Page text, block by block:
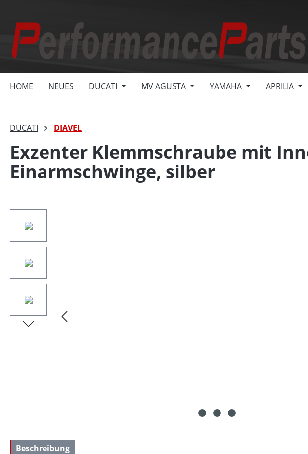
HOME NEUES DUCATI MV AGUSTA YAMAHA APRILIA
DUCATI DIAVEL
Exzenter Klemmschraube mit
Einarmschwinge, silber
Beschreibung